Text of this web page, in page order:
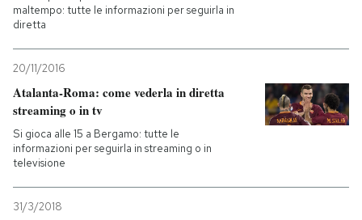
maltempo: tutte le informazioni per seguirla in
diretta
20/11/2016
Atalanta-Roma: come vederla in diretta
streaming o in tv
Si gioca alle 15 a Bergamo: tutte le
informazioni per seguirla in streaming o in
televisione
31/3/2018